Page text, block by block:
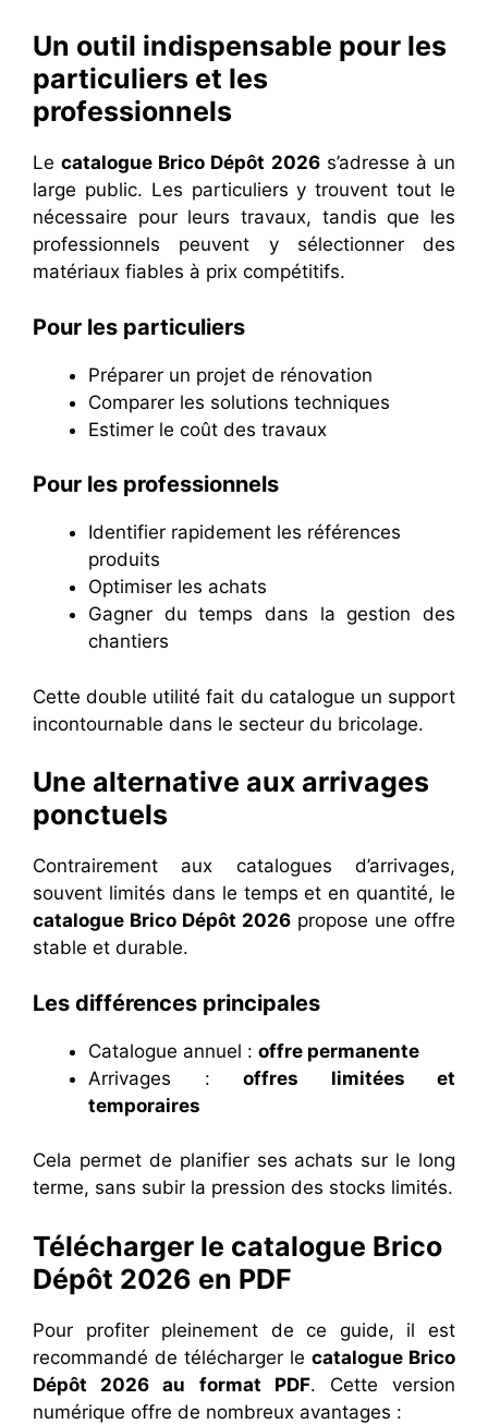
Un outil indispensable pour les
particuliers et les
professionnels
Lecatalogue Brico Dépôt 2026s’adresse à un
large public. Les particuliers y trouvent tout le
nécessaire pour leurs travaux, tandis que les
professionnels peuvent y sélectionner des
matériaux fiables à prix compétitifs.
Pour les particuliers
Préparer un projet de rénovation
Comparer les solutions techniques
Estimer le coût des travaux
Pour les professionnels
Identifier rapidement les références
produits
Optimiser les achats
Gagner du temps dans la gestion des
chantiers
Cette double utilité fait du catalogue un support
incontournable dans le secteur du bricolage.
Une alternative aux arrivages
ponctuels
Contrairement aux catalogues d’arrivages,
souvent limités dans le temps et en quantité, le
catalogue Brico Dépôt 2026 propose une offre
stable et durable.
Les différences principales
Catalogue annuel : offre permanente
Arrivages : offres limitées et
temporaires
Cela permet de planifier ses achats sur le long
terme, sans subir la pression des stocks limités.
Télécharger le catalogue Brico
Dépôt 2026 en PDF
Pour profiter pleinement de ce guide, il est
recommandé de télécharger le catalogue Brico
Dépôt 2026 au format PDF. Cette version
numérique offre de nombreux avantages :